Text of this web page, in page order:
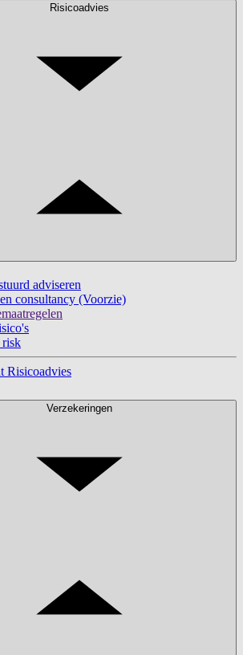
Risicoadvies
adviseren
consultancy (Voorzie)
risk
Risicoadvies
Verzekeringen